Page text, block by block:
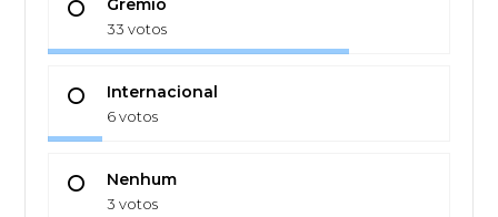
Grêmio
33 votos
Internacional
6 votos
Nenhum
3 votos